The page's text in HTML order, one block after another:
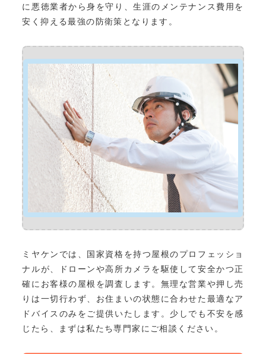
に悪徳業者から身を守り、生涯のメンテナンス費用を
安く抑える最強の防衛策となります。
ミヤケンでは、国家資格を持つ屋根のプロフェッショ
ナルが、ドローンや高所カメラを駆使して安全かつ正
確にお客様の屋根を調査します。無理な営業や押し売
りは一切行わず、お住まいの状態に合わせた最適なア
ドバイスのみをご提供いたします。少しでも不安を感
じたら、まずは私たち専門家にご相談ください。